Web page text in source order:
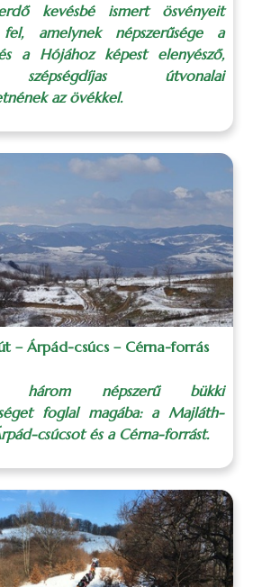
kevésbé ismert ösvényeit
amelynek népszerűsége a
a Hójához képest elenyésző,
útvonalai
az övékkel.
– Árpád-csúcs – Cérna-forrás
három népszerű bükki
foglal magába: a Majláth-
csúcsot és a Cérna-forrást.